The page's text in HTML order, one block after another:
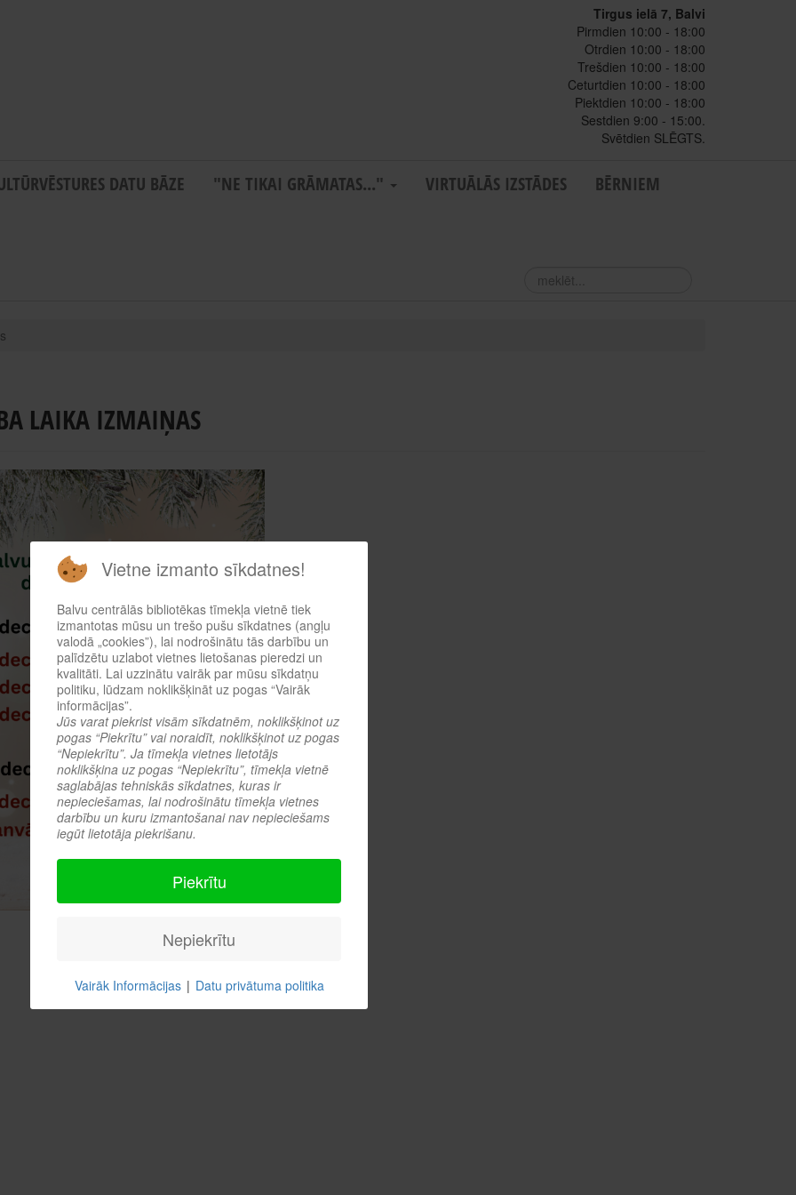
Tirgus ielā 7, Balvi
Pirmdien 10:00 - 18:00
Otrdien 10:00 - 18:00
Trešdien 10:00 - 18:00
Ceturtdien 10:00 - 18:00
Piektdien 10:00 - 18:00
Sestdien 9:00 - 15:00.
Svētdien SLĒGTS.
DATU BĀZE "NE TIKAI GRĀMATAS..." VIRTUĀLĀS IZSTĀDES BĒRNIEM
meklēt...
LAIKA IZMAIŅAS
Vietne izmanto sīkdatnes!
Balvu centrālās bibliotēkas tīmekļa vietnē tiek
izmantotas mūsu un trešo pušu sīkdatnes (angļu
valodā „cookies”), lai nodrošinātu tās darbību un
palīdzētu uzlabot vietnes lietošanas pieredzi un
kvalitāti. Lai uzzinātu vairāk par mūsu sīkdatņu
politiku, lūdzam noklikšķināt uz pogas “Vairāk
informācijas”.
Jūs varat piekrist visām sīkdatnēm, noklikšķinot uz
pogas “Piekrītu” vai noraidīt, noklikšķinot uz pogas
“Nepiekrītu”. Ja tīmekļa vietnes lietotājs
noklikšķina uz pogas “Nepiekrītu”, tīmekļa vietnē
saglabājas tehniskās sīkdatnes, kuras ir
nepieciešamas, lai nodrošinātu tīmekļa vietnes
darbību un kuru izmantošanai nav nepieciešams
iegūt lietotāja piekrišanu.
Piekrītu
Nepiekrītu
Vairāk Informācijas | Datu privātuma politika